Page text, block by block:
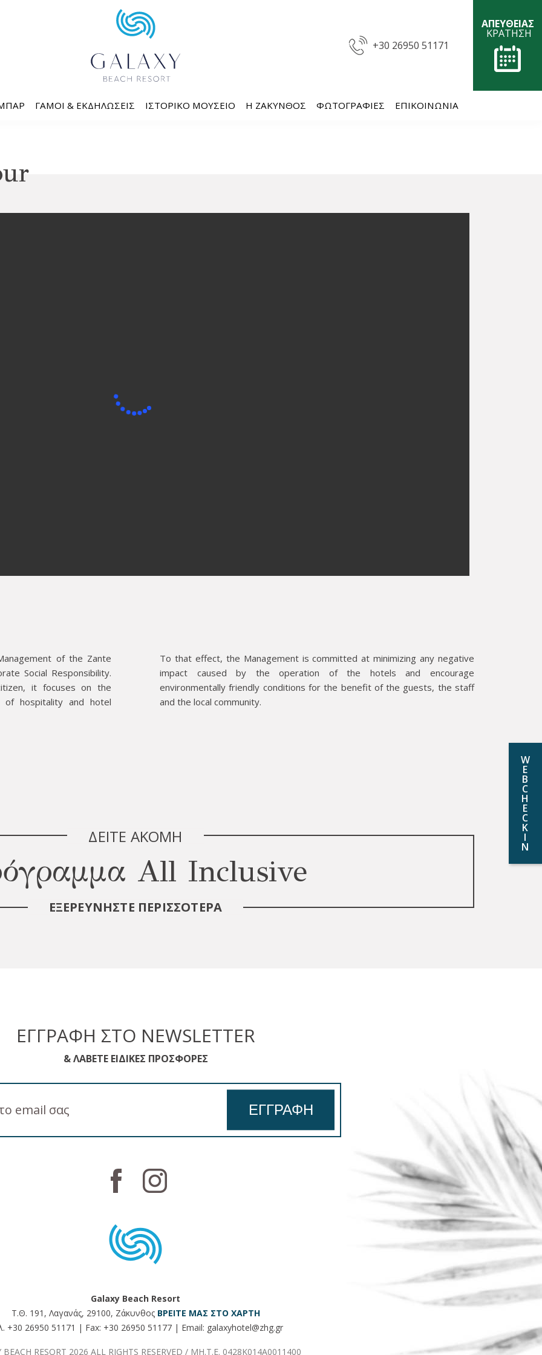
+30 26950 51171
ΑΠΕΥΘΕΙΑΣ
ΚΡΑΤΗΣΗ
ΓΆΜΟΙ & ΕΚΔΗΛΏΣΕΙΣ ΙΣΤΟΡΙΚΌ ΜΟΥΣΕΊΟ Η ΖΆΚΥΝΘΟΣ ΦΩΤΟΓΡΑΦΊΕΣ ΕΠΙΚΟΙΝΩΝΊΑ
of the Zante
Social Responsibility.
it focuses on the
hospitality and hotel
To that effect, the Management is committed at minimizing any negative
impact caused by the operation of the hotels and encourage
environmentally friendly conditions for the benefit of the guests, the staff
and the local community.
ΔΕΊΤΕ ΑΚΌΜΗ
All Inclusive
ΕΞΕΡΕΥΝΉΣΤΕ ΠΕΡΙΣΣΌΤΕΡΑ
ΕΓΓΡΑΦΉ ΣΤΟ NEWSLETTER
& ΛΆΒΕΤΕ ΕΙΔΙΚΈΣ ΠΡΟΣΦΟΡΈΣ
ΕΓΓΡΑΦΉ
Galaxy Beach Resort
Τ.Θ. 191, Λαγανάς, 29100, Ζάκυνθος ΒΡΕΊΤΕ ΜΑΣ ΣΤΟ ΧΆΡΤΗ
+30 26950 51171 | Fax: +30 26950 51177 | Email: galaxyhotel@zhg.gr
BEACH RESORT 2026 ALL RIGHTS RESERVED / ΜΗ.Τ.Ε. 0428K014A0011400
W
E
B
C
H
E
C
K
I
N